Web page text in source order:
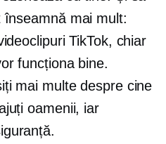
mai mult:
TikTok, chiar
funcționa bine.
mai multe despre cine
oamenii, iar